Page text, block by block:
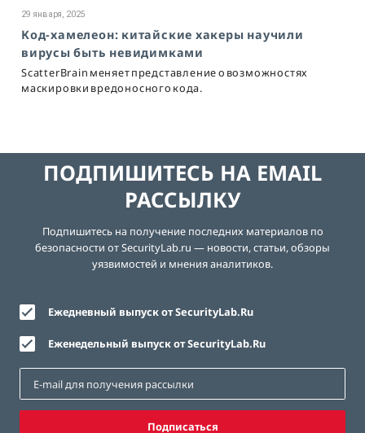
29 января, 2025
Код-хамелеон: китайские хакеры научили
вирусы быть невидимками
ScatterBrain меняет представление о возможностях
маскировки вредоносного кода.
ПОДПИШИТЕСЬ НА EMAIL
РАССЫЛКУ
Подпишитесь на получение последних материалов по
безопасности от SecurityLab.ru — новости, статьи, обзоры
уязвимостей и мнения аналитиков.
Ежедневный выпуск от SecurityLab.Ru
Еженедельный выпуск от SecurityLab.Ru
Подписаться